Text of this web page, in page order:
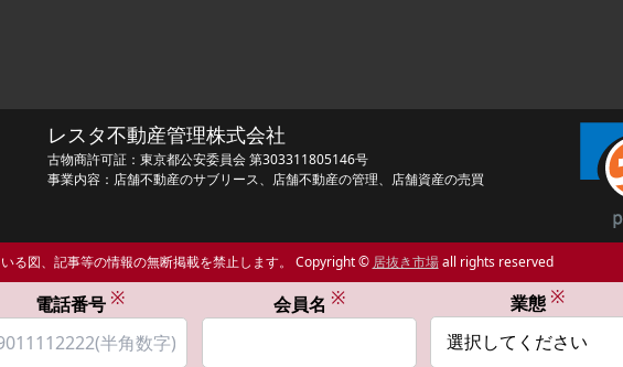
レスタ不動産管理株式会社
古物商許可証：東京都公安委員会 第303311805146号
事業内容：店舗不動産のサブリース、店舗不動産の管理、店舗資産の売買
いる図、記事等の情報の無断掲載を禁止します。 Copyright © 居抜き市場all rights reserved
電話番号 ※ 会員名 ※ 業態 ※